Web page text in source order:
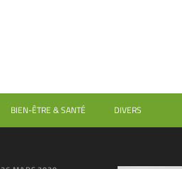
BIEN-ÊTRE & SANTÉ DIVERS